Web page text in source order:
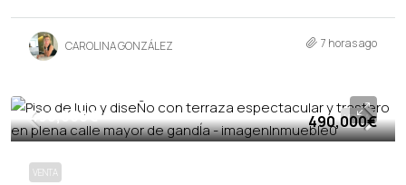
CAROLINA GONZÁLEZ 7 horas ago
VENTA
490,000€
VENTA
490,000€